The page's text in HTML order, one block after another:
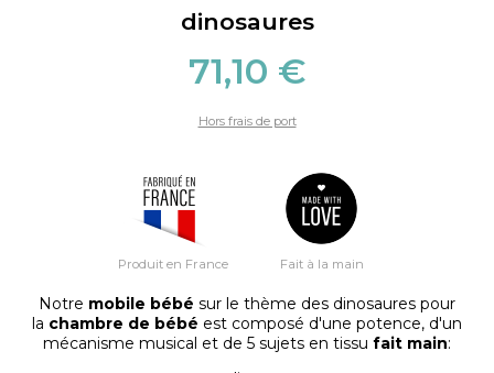
dinosaures
71,10 €
Hors frais de port
Produit en France Fait à la main
Notre mobile bébé sur le thème des dinosaures pour
la chambre de bébé est composé d'une potence, d'un
mécanisme musical et de 5 sujets en tissu fait main: